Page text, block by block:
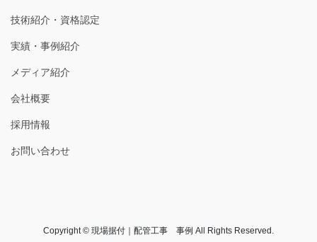
技術紹介・資格認定
実績・事例紹介
メディア紹介
会社概要
採用情報
お問い合わせ
Copyright © 現場据付｜配管工事 事例 All Rights Reserved.